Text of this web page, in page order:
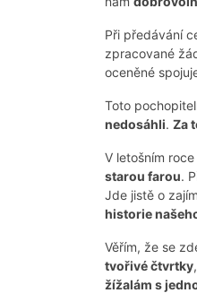
Při předávání
zpracované
oceněné
Toto
nedosáhli. Za
V letošním
starou farou.
Jde jistě o
historie
Věřím, že se
tvořivé čtvrtky
žížalám s